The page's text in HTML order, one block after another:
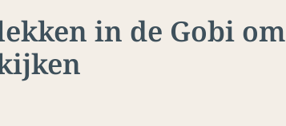
in de Gobi om